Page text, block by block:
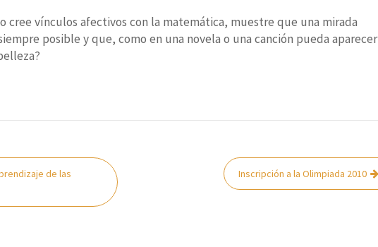
cree vínculos afectivos con la matemática, muestre que una mirada
posible y que, como en una novela o una canción pueda aparecer
de las
Inscripción a la Olimpiada 2010